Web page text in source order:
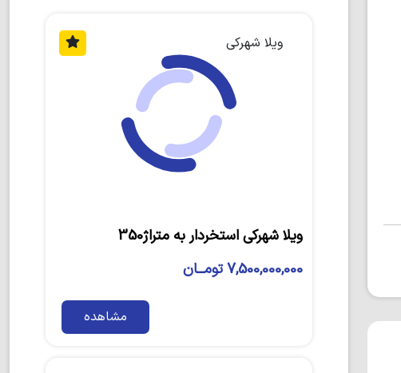
ویلا شهرکی
ویلا شهرکی استخردار به متراژ350
7,500,000,000 تومــان
مشاهده